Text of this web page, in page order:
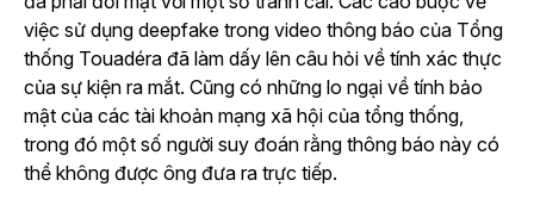
việc sử dụng deepfake trong video thông báo của Tổng
thống Touadéra đã làm dấy lên câu hỏi về tính xác thực
của sự kiện ra mắt. Cũng có những lo ngại về tính bảo
mật của các tài khoản mạng xã hội của tổng thống,
trong đó một số người suy đoán rằng thông báo này có
thể không được ông đưa ra trực tiếp.